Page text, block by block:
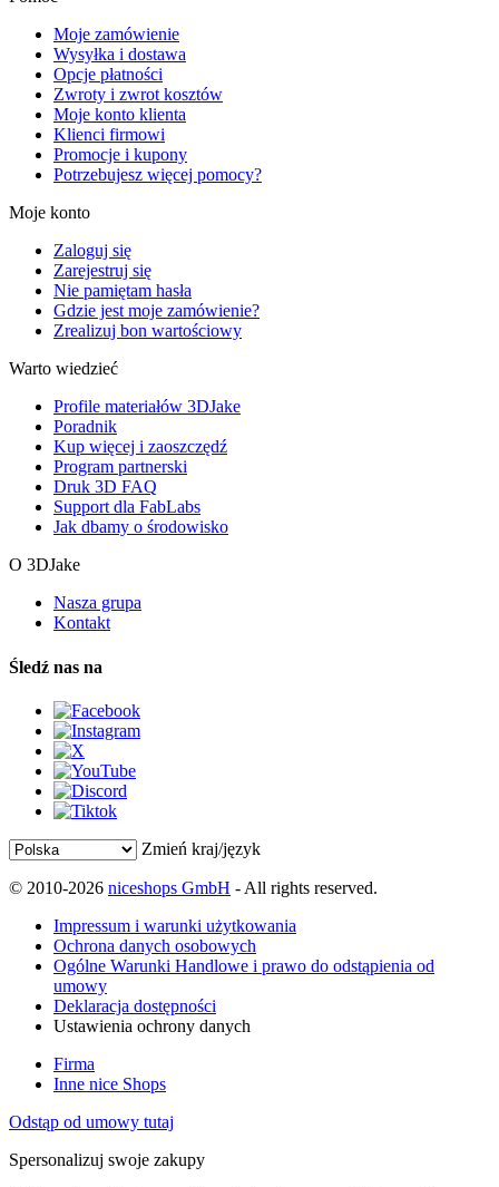
Moje zamówienie
Wysyłka i dostawa
Opcje płatności
Zwroty i zwrot kosztów
Moje konto klienta
Klienci firmowi
Promocje i kupony
Potrzebujesz więcej pomocy?
Moje konto
Zaloguj się
Zarejestruj się
Nie pamiętam hasła
Gdzie jest moje zamówienie?
Zrealizuj bon wartościowy
Warto wiedzieć
Profile materiałów 3DJake
Poradnik
Kup więcej i zaoszczędź
Program partnerski
Druk 3D FAQ
Support dla FabLabs
Jak dbamy o środowisko
O 3DJake
Nasza grupa
Kontakt
Śledź nas na
Zmień kraj/język
© 2010-2026 niceshops GmbH - All rights reserved.
Impressum i warunki użytkowania
Ochrona danych osobowych
Ogólne Warunki Handlowe i prawo do odstąpienia od
umowy
Deklaracja dostępności
Ustawienia ochrony danych
Firma
Inne nice Shops
Odstąp od umowy tutaj
Spersonalizuj swoje zakupy